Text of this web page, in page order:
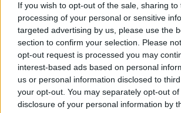
If you wish to opt-out of the sale, sharing
processing of your personal or sensitive
targeted advertising by us, please use the
section to confirm your selection. Please
opt-out request is processed you may
interest-based ads based on personal
us or personal information disclosed to
your opt-out. You may separately opt-out
disclosure of your personal information by
ακτοπλοϊκά πλοία της
ακόμη δεν έχουν αποτιμηθεί
τους.
ΗSeajetsείναι μία από τις
εταιρείες στο είδος της στην
στόλο ταχυπλόων που